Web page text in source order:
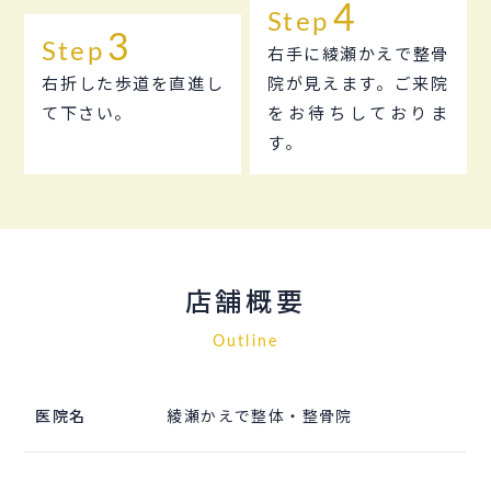
Step
右折した歩道を直進し
て下さい。
Step
右手に綾瀬かえで整骨
院が見えます。ご来院
をお待ちしておりま
す。
店舗概要
Outline
医院名 綾瀬かえで整体・整骨院